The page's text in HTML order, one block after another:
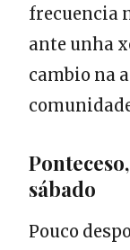
frecuencia
ante unha
cambio na
sábado
Pouco